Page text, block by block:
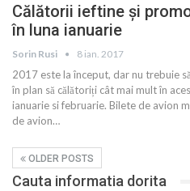
Călătorii ieftine și
în luna ianuarie
Sorin Rusi 8 ian. 2017
2017 este la început, dar nu trebuie
în plan să călătoriți cât mai mult în
ianuarie si februarie. Bilete de avion
de avion…
OLDER POSTS
Cauta informatia dorita